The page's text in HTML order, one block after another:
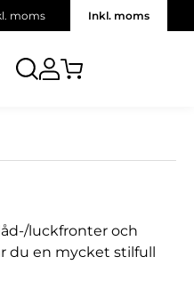
moms Inkl. moms
luckfronter och
du en mycket stilfull